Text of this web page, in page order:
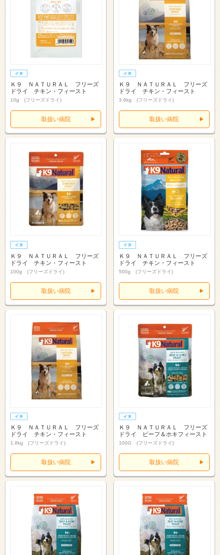
Ｋ９ ＮＡＴＵＲＡＬ フリーズ
ドライ チキン・フィースト
10g (フリーズドライ)
取扱い病院
Ｋ９ ＮＡＴＵＲＡＬ フリーズ
ドライ チキン・フィースト
3.6kg (フリーズドライ)
取扱い病院
Ｋ９ ＮＡＴＵＲＡＬ フリーズ
ドライ チキン・フィースト
100g (フリーズドライ)
取扱い病院
Ｋ９ ＮＡＴＵＲＡＬ フリーズ
ドライ チキン・フィースト
500g (フリーズドライ)
取扱い病院
Ｋ９ ＮＡＴＵＲＡＬ フリーズ
ドライ チキン・フィースト
1.8kg (フリーズドライ)
取扱い病院
Ｋ９ ＮＡＴＵＲＡＬ フリーズ
ドライ ビーフ＆ホキフィースト
100G (フリーズドライ)
取扱い病院